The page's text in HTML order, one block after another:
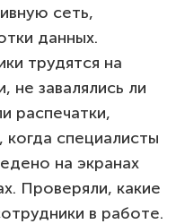
сеть,
данных.
трудятся на
не завалялись ли
распечатки,
специалисты
на экранах
Проверяли, какие
в работе.